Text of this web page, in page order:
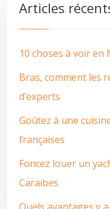
Articles
10 choses à voir en
Bras, comment les
d’experts
Goûtez à une
françaises
Foncez louer un
Caraïbes
Quels avantages y